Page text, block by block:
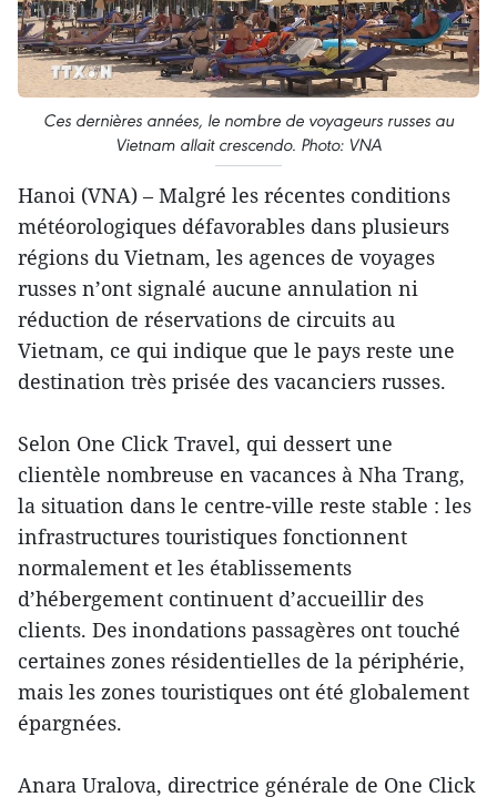
Ces dernières années, le nombre de voyageurs russes au
Vietnam allait crescendo. Photo: VNA
Hanoi (VNA) – Malgré les récentes conditions
météorologiques défavorables dans plusieurs
régions du Vietnam, les agences de voyages
russes n’ont signalé aucune annulation ni
réduction de réservations de circuits au
Vietnam, ce qui indique que le pays reste une
destination très prisée des vacanciers russes.
Selon One Click Travel, qui dessert une
clientèle nombreuse en vacances à Nha Trang,
la situation dans le centre-ville reste stable : les
infrastructures touristiques fonctionnent
normalement et les établissements
d’hébergement continuent d’accueillir des
clients. Des inondations passagères ont touché
certaines zones résidentielles de la périphérie,
mais les zones touristiques ont été globalement
épargnées.
Anara Uralova, directrice générale de One Click